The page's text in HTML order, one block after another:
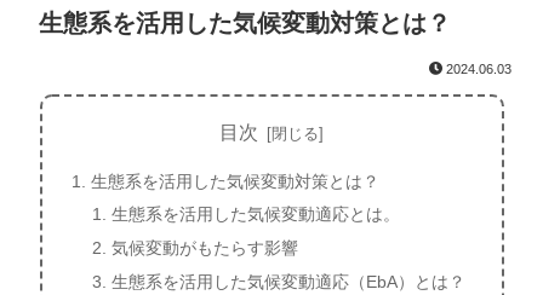
生態系を活用した気候変動対策とは？
2024.06.03
目次
生態系を活用した気候変動対策とは？
生態系を活用した気候変動適応とは。
気候変動がもたらす影響
生態系を活用した気候変動適応（EbA）とは？